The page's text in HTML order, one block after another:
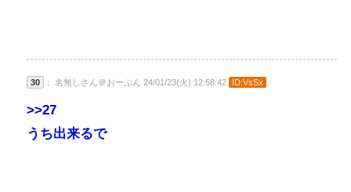
30 ： 名無しさん＠おーぷん 24/01/23(火) 12:58:42 ID:VsSx
>>27
うち出来るで